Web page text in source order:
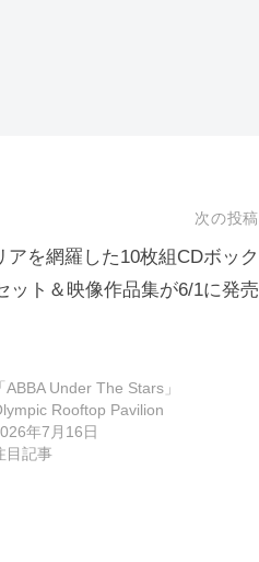
次の投稿
アを網羅した10枚組CDボック
ット＆映像作品集が6/1に発売
「ABBA Under The Stars」
Rooftop Pavilion
年7月16日
目記事